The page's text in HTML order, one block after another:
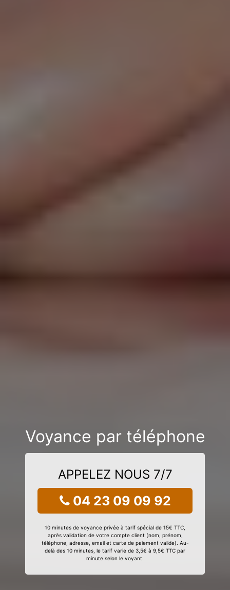
Voyance par téléphone
APPELEZ NOUS 7/7
04 23 09 09 92
10 minutes de voyance privée à tarif spécial de 15€ TTC,
après validation de votre compte client (nom, prénom,
téléphone, adresse, email et carte de paiement valide). Au-
delà des 10 minutes, le tarif varie de 3,5€ à 9,5€ TTC par
minute selon le voyant.